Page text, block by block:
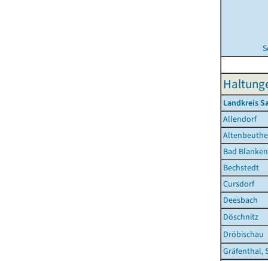
Landkreis
Allendorf
Bad
Bechstedt
Cursdorf
Deesbach
Döschnitz
Dröbischau
Gräfenthal,